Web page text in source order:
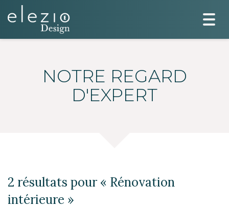
NOTRE REGARD
D'EXPERT
2 résultats pour « Rénovation
intérieure »